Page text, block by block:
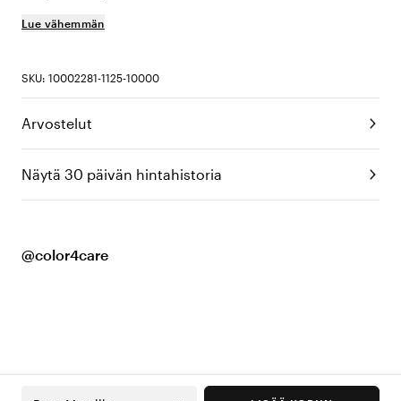
Lue vähemmän
SKU: 10002281-1125-10000
Arvostelut
Näytä 30 päivän hintahistoria
@color4care